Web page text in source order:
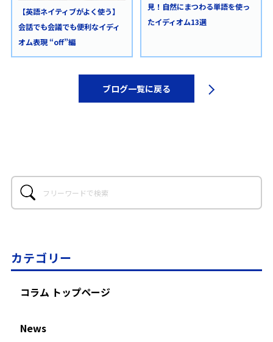
【英語ネイティブがよく使う】
会話でも会議でも便利なイディ
オム表現 “off”編
見！自然にまつわる単語を使っ
たイディオム13選
ブログ一覧に戻る
カテゴリー
コラム トップページ
News